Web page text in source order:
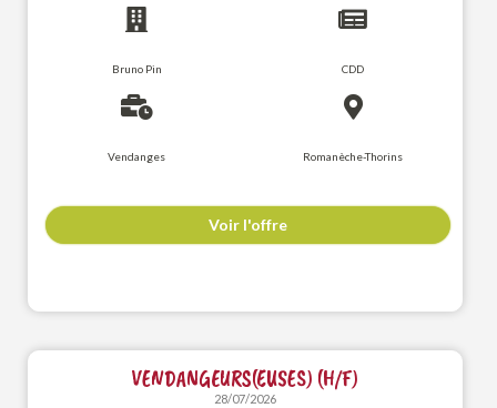
Bruno Pin CDD
Vendanges Romanèche-Thorins
Voir l'offre
VENDANGEURS(EUSES) (H/F)
28/07/2026